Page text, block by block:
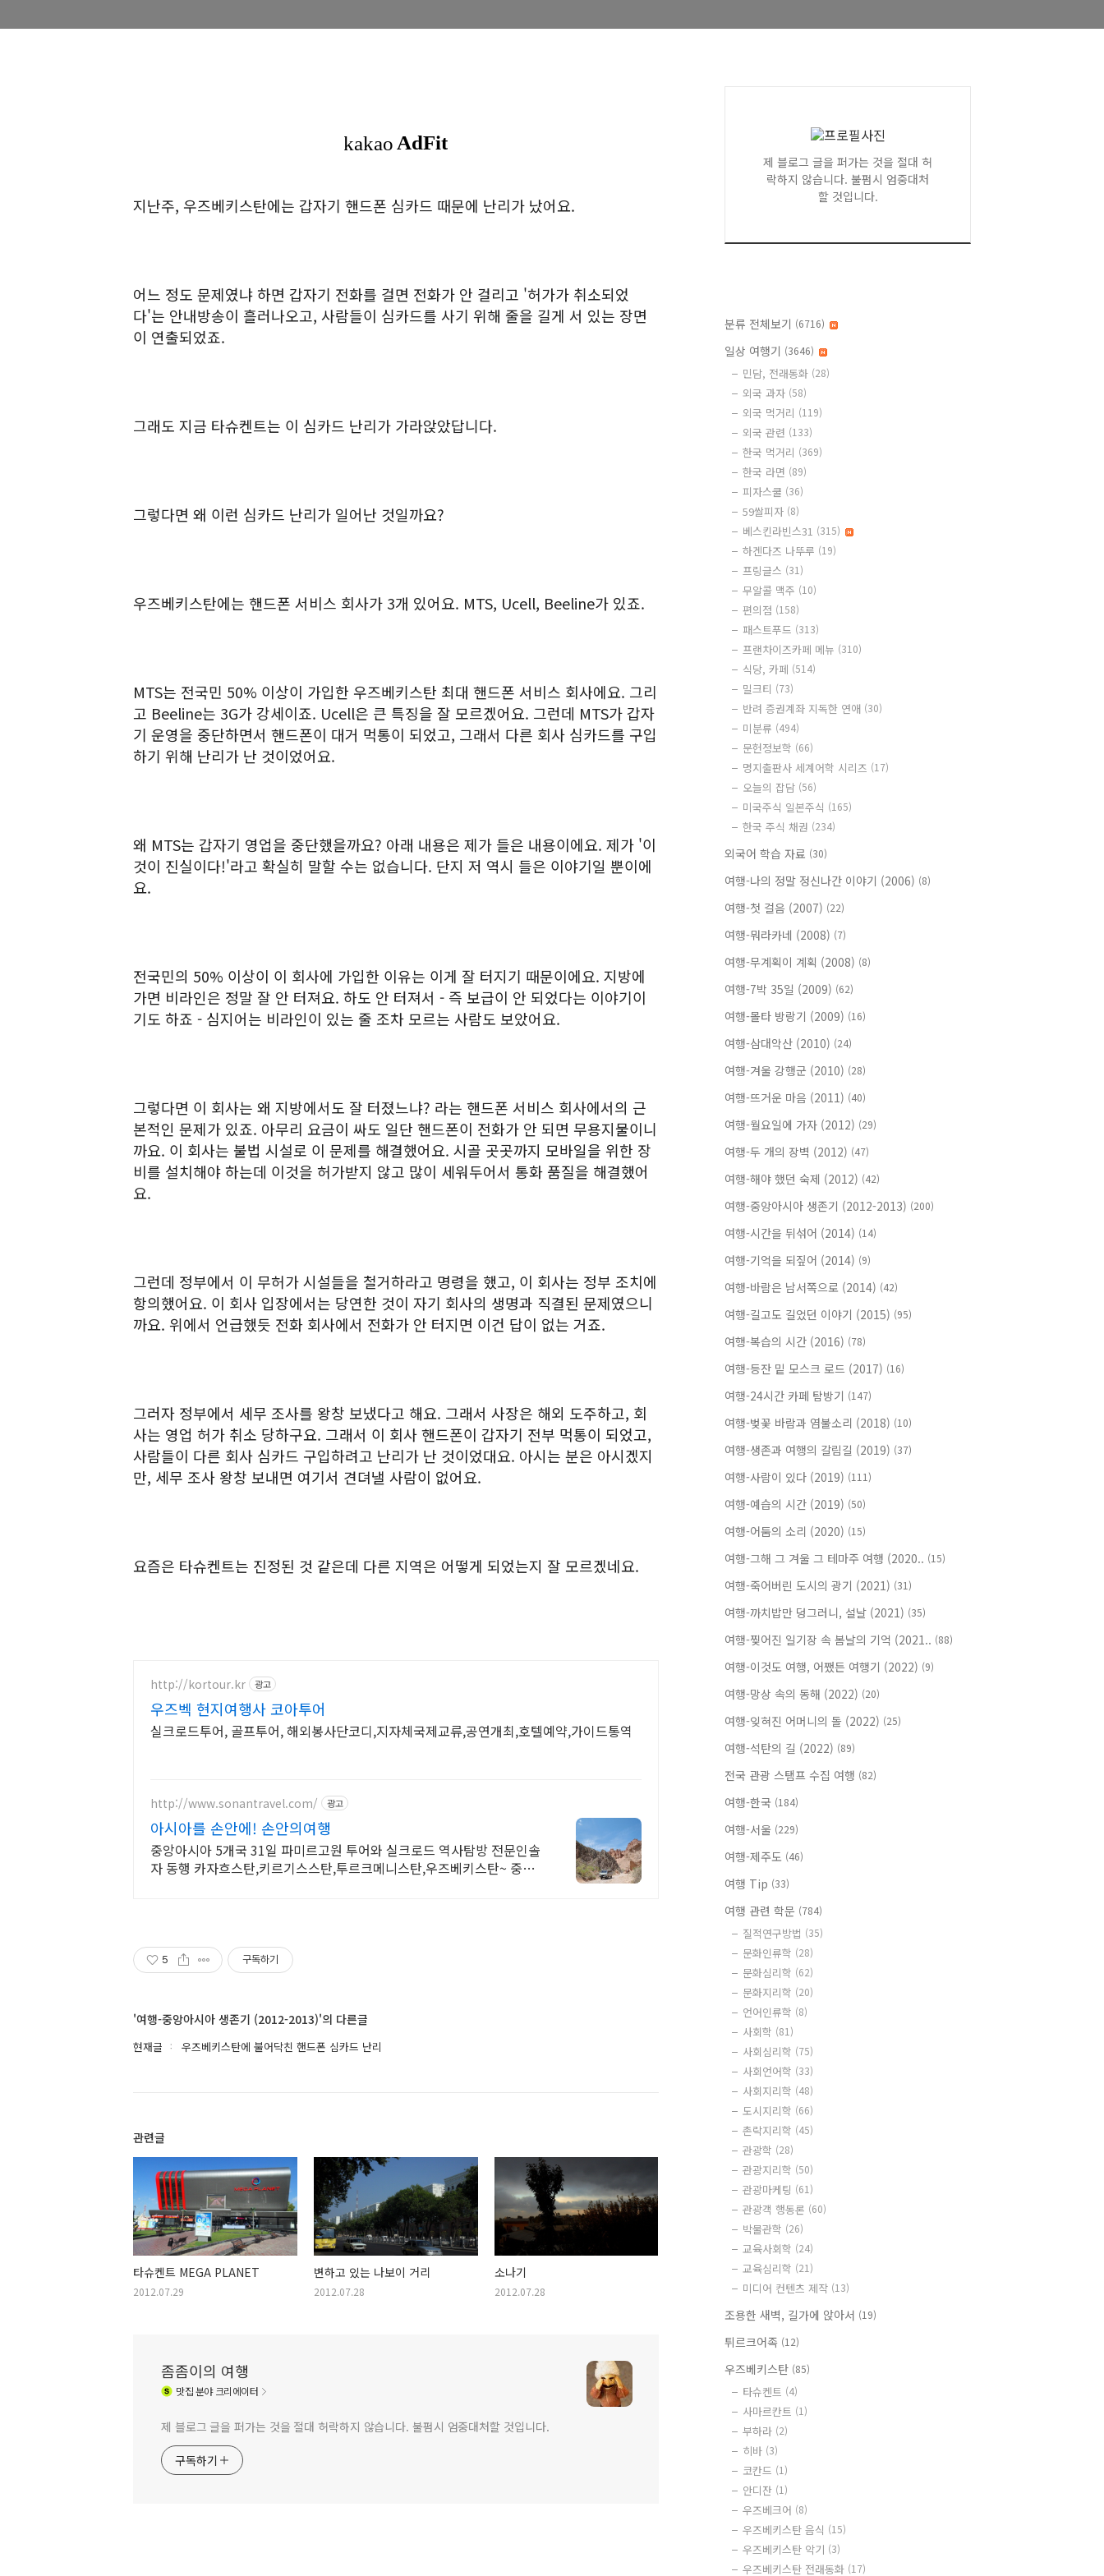
지난주, 우즈베키스탄에는 갑자기 핸드폰 심카드 때문에 난리가 났어요.
어느 정도 문제였냐 하면 갑자기 전화를 걸면 전화가 안 걸리고 '허가가 취소되었
다'는 안내방송이 흘러나오고, 사람들이 심카드를 사기 위해 줄을 길게 서 있는 장면
이 연출되었죠.
그래도 지금 타슈켄트는 이 심카드 난리가 가라앉았답니다.
그렇다면 왜 이런 심카드 난리가 일어난 것일까요?
우즈베키스탄에는 핸드폰 서비스 회사가 3개 있어요. MTS, Ucell, Beeline가 있죠.
MTS는 전국민 50% 이상이 가입한 우즈베키스탄 최대 핸드폰 서비스 회사에요. 그리
고 Beeline는 3G가 강세이죠. Ucell은 큰 특징을 잘 모르겠어요. 그런데 MTS가 갑자
기 운영을 중단하면서 핸드폰이 대거 먹통이 되었고, 그래서 다른 회사 심카드를 구입
하기 위해 난리가 난 것이었어요.
왜 MTS는 갑자기 영업을 중단했을까요? 아래 내용은 제가 들은 내용이에요. 제가 '이
것이 진실이다!'라고 확실히 말할 수는 없습니다. 단지 저 역시 들은 이야기일 뿐이에
요.
전국민의 50% 이상이 이 회사에 가입한 이유는 이게 잘 터지기 때문이에요. 지방에
가면 비라인은 정말 잘 안 터져요. 하도 안 터져서 - 즉 보급이 안 되었다는 이야기이
기도 하죠 - 심지어는 비라인이 있는 줄 조차 모르는 사람도 보았어요.
그렇다면 이 회사는 왜 지방에서도 잘 터졌느냐? 라는 핸드폰 서비스 회사에서의 근
본적인 문제가 있죠. 아무리 요금이 싸도 일단 핸드폰이 전화가 안 되면 무용지물이니
까요. 이 회사는 불법 시설로 이 문제를 해결했어요. 시골 곳곳까지 모바일을 위한 장
비를 설치해야 하는데 이것을 허가받지 않고 많이 세워두어서 통화 품질을 해결했어
요.
그런데 정부에서 이 무허가 시설들을 철거하라고 명령을 했고, 이 회사는 정부 조치에
항의했어요. 이 회사 입장에서는 당연한 것이 자기 회사의 생명과 직결된 문제였으니
까요. 위에서 언급했듯 전화 회사에서 전화가 안 터지면 이건 답이 없는 거죠.
그러자 정부에서 세무 조사를 왕창 보냈다고 해요. 그래서 사장은 해외 도주하고, 회
사는 영업 허가 취소 당하구요. 그래서 이 회사 핸드폰이 갑자기 전부 먹통이 되었고,
사람들이 다른 회사 심카드 구입하려고 난리가 난 것이었대요. 아시는 분은 아시겠지
만, 세무 조사 왕창 보내면 여기서 견뎌낼 사람이 없어요.
요즘은 타슈켄트는 진정된 것 같은데 다른 지역은 어떻게 되었는지 잘 모르겠네요.
http://kortour.kr 광고
우즈벡 현지여행사 코아투어
실크로드투어, 골프투어, 해외봉사단코디,지자체국제교류,공연개최,호텔예약,가이드통역
http://www.sonantravel.com/ 광고
아시아를 손안에! 손안의여행
중앙아시아 5개국 31일 파미르고원 투어와 실크로드 역사탐방 전문인솔
자 동행 카자흐스탄,키르기스스탄,투르크메니스탄,우즈베키스탄~ 중앙
5 구독하기
'여행-중앙아시아 생존기 (2012-2013)'의 다른글
현재글 우즈베키스탄에 불어닥친 핸드폰 심카드 난리
관련글
타슈켄트 MEGA PLANET
2012.07.29
변하고 있는 나보이 거리
2012.07.28
소나기
2012.07.28
좀좀이의 여행
맛집분야 크리에이터
제 블로그 글을 퍼가는 것을 절대 허락하지 않습니다. 불펌시 엄중대처할 것입니다.
구독하기
제 블로그 글을 퍼가는 것을 절대 허
락하지 않습니다. 불펌시 엄중대처
할 것입니다.
분류 전체보기 (6716)
일상 여행기 (3646)
민담, 전래동화 (28)
외국 과자 (58)
외국 먹거리 (119)
외국 관련 (133)
한국 먹거리 (369)
한국 라면 (89)
피자스쿨 (36)
59쌀피자 (8)
베스킨라빈스31 (315)
하겐다즈 나뚜루 (19)
프링글스 (31)
무알콜 맥주 (10)
편의점 (158)
패스트푸드 (313)
프랜차이즈카페 메뉴 (310)
식당, 카페 (514)
밀크티 (73)
반려 증권계좌 지독한 연애 (30)
미분류 (494)
문헌정보학 (66)
명지출판사 세계어학 시리즈 (17)
오늘의 잡담 (56)
미국주식 일본주식 (165)
한국 주식 채권 (234)
외국어 학습 자료 (30)
여행-나의 정말 정신나간 이야기 (2006) (8)
여행-첫 걸음 (2007) (22)
여행-뭐라카네 (2008) (7)
여행-무계획이 계획 (2008) (8)
여행-7박 35일 (2009) (62)
여행-몰타 방랑기 (2009) (16)
여행-삼대악산 (2010) (24)
여행-겨울 강행군 (2010) (28)
여행-뜨거운 마음 (2011) (40)
여행-월요일에 가자 (2012) (29)
여행-두 개의 장벽 (2012) (47)
여행-해야 했던 숙제 (2012) (42)
여행-중앙아시아 생존기 (2012-2013) (200)
여행-시간을 뒤섞어 (2014) (14)
여행-기억을 되짚어 (2014) (9)
여행-바람은 남서쪽으로 (2014) (42)
여행-길고도 길었던 이야기 (2015) (95)
여행-복습의 시간 (2016) (78)
여행-등잔 밑 모스크 로드 (2017) (16)
여행-24시간 카페 탐방기 (147)
여행-벚꽃 바람과 염불소리 (2018) (10)
여행-생존과 여행의 갈림길 (2019) (37)
여행-사람이 있다 (2019) (111)
여행-예습의 시간 (2019) (50)
여행-어둠의 소리 (2020) (15)
여행-그해 그 겨울 그 테마주 여행 (2020.. (15)
여행-죽어버린 도시의 광기 (2021) (31)
여행-까치밥만 덩그러니, 설날 (2021) (35)
여행-찢어진 일기장 속 봄날의 기억 (2021.. (88)
여행-이것도 여행, 어쨌든 여행기 (2022) (9)
여행-망상 속의 동해 (2022) (20)
여행-잊혀진 어머니의 돌 (2022) (25)
여행-석탄의 길 (2022) (89)
전국 관광 스탬프 수집 여행 (82)
여행-한국 (184)
여행-서울 (229)
여행-제주도 (46)
여행 Tip (33)
여행 관련 학문 (784)
질적연구방법 (35)
문화인류학 (28)
문화심리학 (62)
문화지리학 (20)
언어인류학 (8)
사회학 (81)
사회심리학 (75)
사회언어학 (33)
사회지리학 (48)
도시지리학 (66)
촌락지리학 (45)
관광학 (28)
관광지리학 (50)
관광마케팅 (61)
관광객 행동론 (60)
박물관학 (26)
교육사회학 (24)
교육심리학 (21)
미디어 컨텐츠 제작 (13)
조용한 새벽, 길가에 앉아서 (19)
튀르크어족 (12)
우즈베키스탄 (85)
타슈켄트 (4)
사마르칸트 (1)
부하라 (2)
히바 (3)
코칸드 (1)
안디잔 (1)
우즈베크어 (8)
우즈베키스탄 음식 (15)
우즈베키스탄 악기 (3)
우즈베키스탄 전래동화 (17)